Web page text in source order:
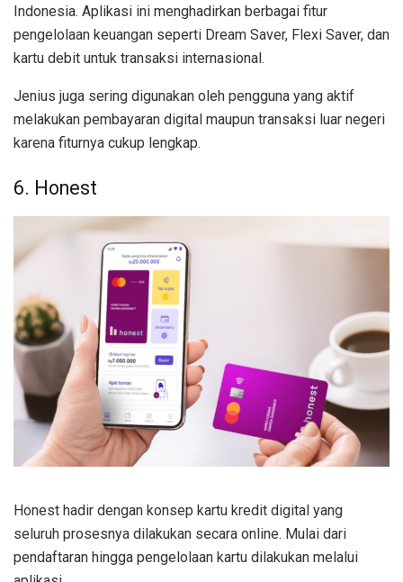
Indonesia. Aplikasi ini menghadirkan berbagai fitur
pengelolaan keuangan seperti Dream Saver, Flexi Saver, dan
kartu debit untuk transaksi internasional.
Jenius juga sering digunakan oleh pengguna yang aktif
melakukan pembayaran digital maupun transaksi luar negeri
karena fiturnya cukup lengkap.
6. Honest
Honest hadir dengan konsep kartu kredit digital yang
seluruh prosesnya dilakukan secara online. Mulai dari
pendaftaran hingga pengelolaan kartu dilakukan melalui